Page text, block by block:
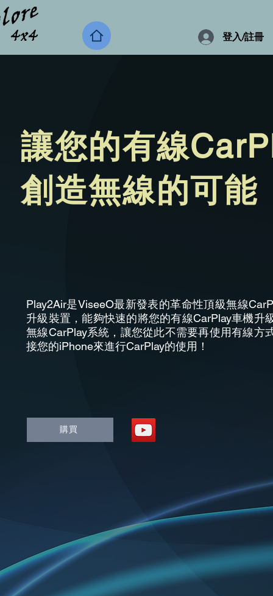
登入/註冊
讓您的有線
​創造無線的可能
購買
Play2Air是ViseeO最新發表的革命性頂級無線
升級裝置，能夠快速的將您的有線CarPlay車機升
無線CarPlay系統，讓您從此不需要再使用有線方
接您的iPhone來進行CarPlay的使用！